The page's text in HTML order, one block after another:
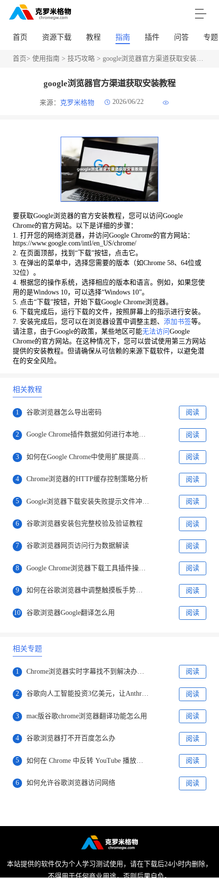
首页 资源下载 教程 指南 插件 问答 专题
首页> 使用指南 > 技巧攻略> google浏览器官方渠道获取安装教程
google浏览器官方渠道获取安装教程
来源： 克罗米格物 2026/06/22
要获取Google浏览器的官方安装教程，您可以访问Google
Chrome的官方网站。以下是详细的步骤：
1. 打开您的网络浏览器，并访问Google Chrome的官方网站：
https://www.google.com/intl/en_US/chrome/
2. 在页面顶部，找到“下载”按钮，点击它。
3. 在弹出的菜单中，选择您需要的版本（如Chrome 58、64位或
32位）。
4. 根据您的操作系统，选择相应的版本和语言。例如，如果您使
用的是Windows 10，可以选择“Windows 10”。
5. 点击“下载”按钮，开始下载Google Chrome浏览器。
6. 下载完成后，运行下载的文件，按照屏幕上的指示进行安装。
7. 安装完成后，您可以在浏览器设置中调整主题、 添加书签等。
请注意，由于Google的政策，某些地区可能无法访问 Google
Chrome的官方网站。在这种情况下，您可以尝试使用第三方网站
提供的安装教程。但请确保从可信赖的来源下载软件，以避免潜
在的安全风险。
相关教程
1 谷歌浏览器怎么导出密码 阅读
2 Google Chrome插件数据如何进行本地加密存储 阅读
3 阅读
4 Chrome浏览器的HTTP缓存控制策略分析 阅读
5 阅读
6 谷歌浏览器安装包完整校验及验证教程 阅读
7 谷歌浏览器网页访问行为数据解读 阅读
8 Google Chrome浏览器下载工具插件操作指南 阅读
9 如何在谷歌浏览器中调整触摸板手势提升操作便捷度 阅读
10 谷歌浏览器Google翻译怎么用 阅读
相关专题
1 阅读
2 谷歌向人工智能投资3亿美元，让Anthropic继续提升实力 阅读
3 mac版谷歌chrome浏览器翻译功能怎么用 阅读
4 谷歌浏览器打不开百度怎么办 阅读
5 如何在 Chrome 中反转 YouTube 播放列表? 阅读
6 如何允许谷歌浏览器访问网络 阅读
本站提供的软件仅为个人学习测试使用，请在下载后24小时内删除，
不得用于任何商业用途，否则后果自负。